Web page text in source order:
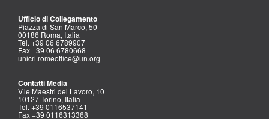
Ufficio di Collegamento
Piazza di San Marco, 50
00186 Roma, Italia
Tel. +39 06 6789907
Fax +39 06 6780668
unicri.romeoffice@un.org
Contatti Media
V.le Maestri del Lavoro, 10
10127 Torino, Italia
Tel. +39 0116537141
Fax +39 0116313368